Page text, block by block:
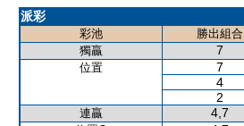
派彩
彩池 勝出組合
獨贏
7
位置 7
4
2
連贏 4,7